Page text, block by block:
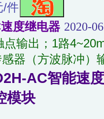
/件
度继电器 2020-
点输出；1路
器（方波脉冲）
AC智能速
模块